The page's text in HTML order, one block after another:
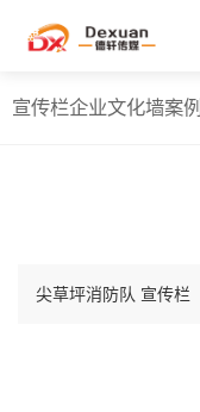
宣传栏企业文化墙案例
尖草坪消防队 宣传栏